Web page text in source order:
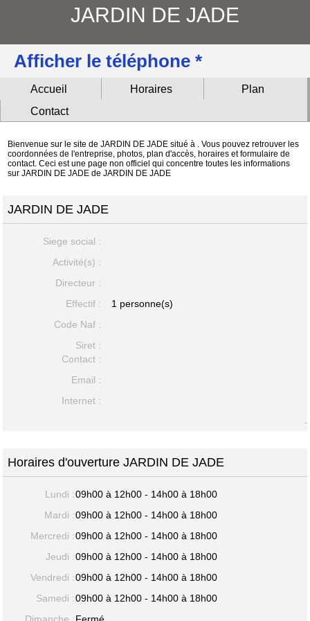
JARDIN DE JADE
Afficher le téléphone *
Accueil Horaires
Plan
Contact
Bienvenue sur le site de JARDIN DE JADE situé à . Vous pouvez retrouver les
coordonnées de l'entreprise, photos, plan d'accès, horaires et formulaire de
contact. Ceci est une page non officiel qui concentre toutes les informations
sur JARDIN DE JADE de JARDIN DE JADE
JARDIN DE JADE
Siege social :
Activité(s) :
Directeur :
Effectif :
1 personne(s)
Code Naf :
Siret :
Contact :
Email :
Internet :
-
Horaires d'ouverture JARDIN DE JADE
Lundi :09h00 à 12h00 - 14h00 à 18h00
Mardi :09h00 à 12h00 - 14h00 à 18h00
Mercredi :09h00 à 12h00 - 14h00 à 18h00
Jeudi :09h00 à 12h00 - 14h00 à 18h00
Vendredi :09h00 à 12h00 - 14h00 à 18h00
Samedi :09h00 à 12h00 - 14h00 à 18h00
Dimanche :Fermé